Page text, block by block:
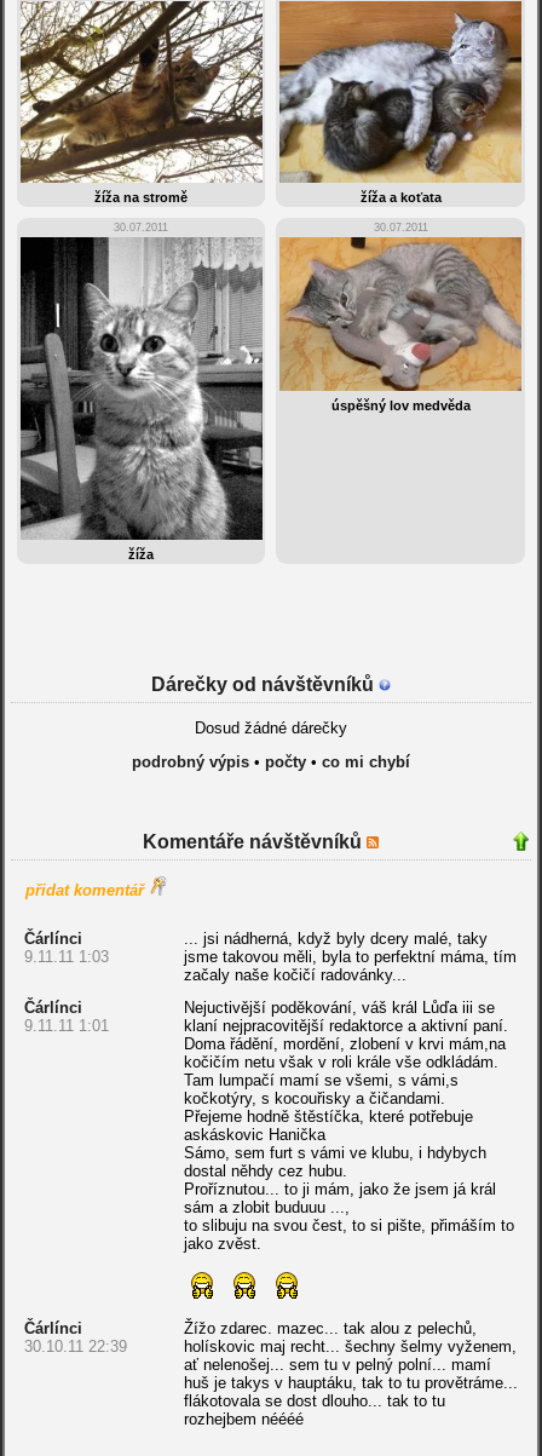
žíža na stromě žíža a koťata
30.07.2011
žíža
30.07.2011
úspěšný lov medvěda
Dárečky od návštěvníků
Dosud žádné dárečky
podrobný výpis• počty• co mi chybí
Komentáře návštěvníků
přidat komentář
Čárlínci
9.11.11 1:03
... jsi nádherná, když byly dcery malé, taky
jsme takovou měli, byla to perfektní máma, tím
začaly naše kočičí radovánky...
Čárlínci
9.11.11 1:01
Nejuctivější poděkování, váš král Lůďa iii se
klaní nejpracovitější redaktorce a aktivní paní.
Doma řádění, mordění, zlobení v krvi mám,na
kočičím netu však v roli krále vše odkládám.
Tam lumpačí mamí se všemi, s vámi,s
kočkotýry, s kocouřisky a čičandami.
Přejeme hodně štěstíčka, které potřebuje
askáskovic Hanička
Sámo, sem furt s vámi ve klubu, i hdybych
dostal něhdy cez hubu.
Proříznutou... to ji mám, jako že jsem já král
sám a zlobit buduuu ...,
to slibuju na svou čest, to si pište, přimáším to
jako zvěst.
Čárlínci
30.10.11 22:39
Žížo zdarec. mazec... tak alou z pelechů,
holískovic maj recht... šechny šelmy vyženem,
ať nelenošej... sem tu v pelný polní... mamí
huš je takys v hauptáku, tak to tu provětráme...
flákotovala se dost dlouho... tak to tu
rozhejbem néééé